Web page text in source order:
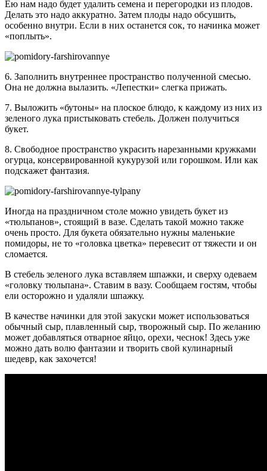
Ею нам надо будет удалить семена и перегородки из плодов.
Делать это надо аккуратно. Затем плоды надо обсушить,
особенно внутри. Если в них останется сок, то начинка может
«поплыть».
6. Заполнить внутреннее пространство полученной смесью.
Она не должна вылазить. «Лепестки» слегка прижать.
7. Выложить «бутоны» на плоское блюдо, к каждому из них из
зеленого лука пристыковать стебель. Должен получиться
букет.
8. Свободное пространство украсить нарезанными кружками
огурца, консервированной кукурузой или горошком. Или как
подскажет фантазия.
Иногда на праздничном столе можно увидеть букет из
«тюльпанов», стоящий в вазе. Сделать такой можно также
очень просто. Для букета обязательно нужны маленькие
помидоры, не то «головка цветка» перевесит от тяжести и он
сломается.
В стебель зеленого лука вставляем шпажки, и сверху одеваем
«головку тюльпана». Ставим в вазу. Сообщаем гостям, чтобы
ели осторожно и удаляли шпажку.
В качестве начинки для этой закуски может использоваться
обычный сыр, плавленный сыр, творожный сыр. По желанию
может добавляться отварное яйцо, орехи, чеснок! Здесь уже
можно дать волю фантазии и творить свой кулинарный
шедевр, как захочется!